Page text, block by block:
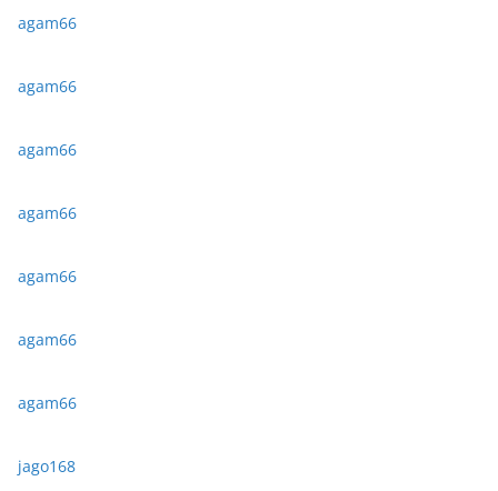
agam66
agam66
agam66
agam66
agam66
agam66
agam66
jago168